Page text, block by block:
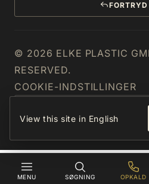
View this site in English
MENU SØGNING OPKALD
© 2026 ELKE PLASTIC
RESERVED.
COOKIE-INDSTILLINGER